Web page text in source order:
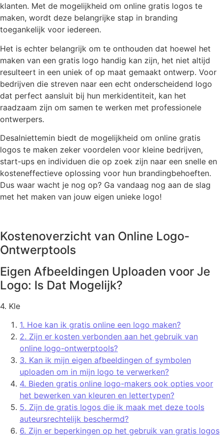
klanten. Met de mogelijkheid om online gratis logos te
maken, wordt deze belangrijke stap in branding
toegankelijk voor iedereen.
Het is echter belangrijk om te onthouden dat hoewel het
maken van een gratis logo handig kan zijn, het niet altijd
resulteert in een uniek of op maat gemaakt ontwerp. Voor
bedrijven die streven naar een echt onderscheidend logo
dat perfect aansluit bij hun merkidentiteit, kan het
raadzaam zijn om samen te werken met professionele
ontwerpers.
Desalniettemin biedt de mogelijkheid om online gratis
logos te maken zeker voordelen voor kleine bedrijven,
start-ups en individuen die op zoek zijn naar een snelle en
kosteneffectieve oplossing voor hun brandingbehoeften.
Dus waar wacht je nog op? Ga vandaag nog aan de slag
met het maken van jouw eigen unieke logo!
Kostenoverzicht van Online Logo-
Ontwerptools
Eigen Afbeeldingen Uploaden voor Je
Logo: Is Dat Mogelijk?
4. Kle
1. Hoe kan ik gratis online een logo maken?
2. Zijn er kosten verbonden aan het gebruik van
online logo-ontwerptools?
3. Kan ik mijn eigen afbeeldingen of symbolen
uploaden om in mijn logo te verwerken?
4. Bieden gratis online logo-makers ook opties voor
het bewerken van kleuren en lettertypen?
5. Zijn de gratis logos die ik maak met deze tools
auteursrechtelijk beschermd?
6. Zijn er beperkingen op het gebruik van gratis logos